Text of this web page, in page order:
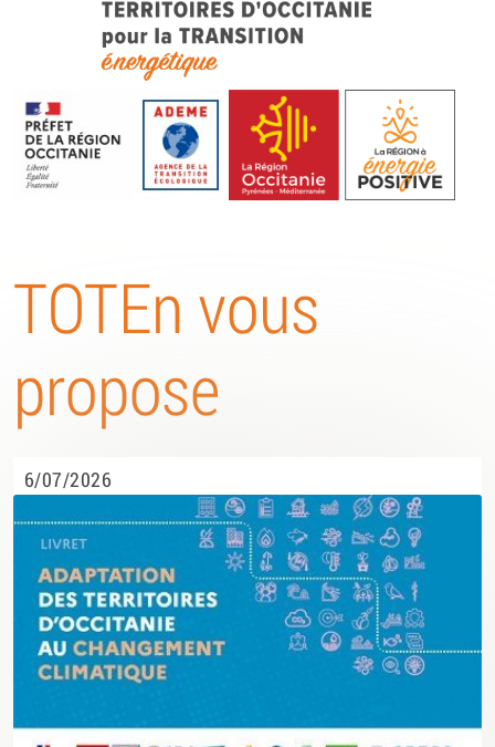
TOTEn Occitanie | Territoires
d’Occitanie pour la Transition
Energétique
TOTEn vous
propose
6/07/2026